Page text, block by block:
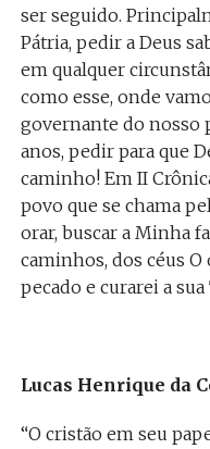
ser seguido.
Pátria, pedir a Deus
em qualquer
como esse, onde
governante do nosso
anos, pedir para que
caminho! Em II
povo que se chama
orar, buscar a Minha
caminhos, dos céus
pecado e curarei a sua
Lucas Henrique da
“O cristão em seu